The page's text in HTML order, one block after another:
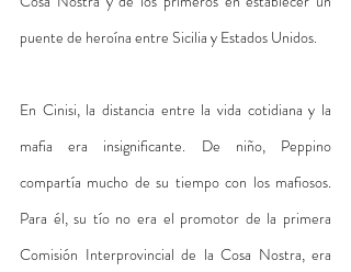
puente de heroína entre Sicilia y Estados Unidos.
En Cinisi, la distancia entre la vida cotidiana y la
mafia era insignificante. De niño, Peppino
compartía mucho de su tiempo con los mafiosos.
Para él, su tío no era el promotor de la primera
Comisión Interprovincial de la Cosa Nostra, era